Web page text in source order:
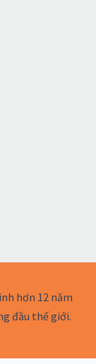
hơn 12 năm
đầu thế giới.